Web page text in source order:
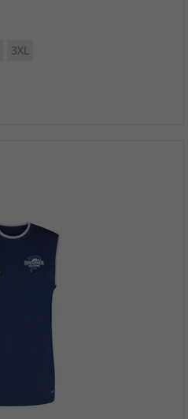
3XL